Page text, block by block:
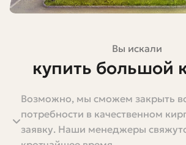
Вы искали
купить большой
Если вы попали на эту статью, скорее
рассматриваете вариант
в строительстве или для
Возможно, мы сможем закрыть
потребности в качественном
заявку. Наши менеджеры